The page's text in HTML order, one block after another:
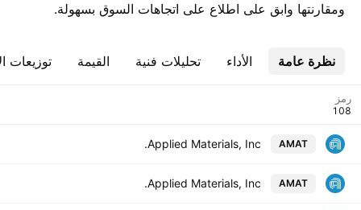
ومقارنتها وابق على اطلاع على اتجاهات السوق بسهولة.
نظرة عامة الأداء تحليلات فنية القيمة توزيعات
رمز
AMAT
Applied Materials, Inc.
AMAT
Applied Materials, Inc.